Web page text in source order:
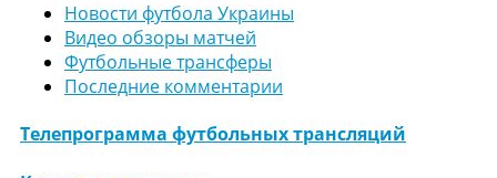
Новости футбола Украины
Видео обзоры матчей
Футбольные трансферы
Последние комментарии
Телепрограмма футбольных трансляций